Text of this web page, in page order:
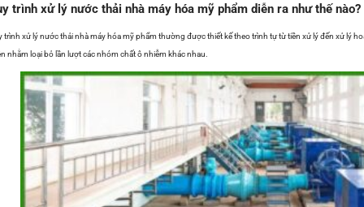
trình xử lý nước thải nhà máy hóa mỹ phẩm diễn ra như thế nào?
trình xử lý nước thải nhà máy hóa mỹ phẩm thường được thiết kế theo trình tự từ tiền xử lý đến xử lý
nhằm loại bỏ lần lượt các nhóm chất ô nhiễm khác nhau.